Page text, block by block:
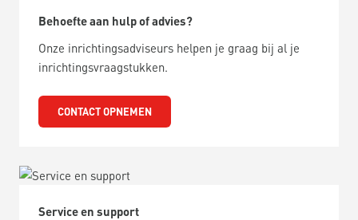
Behoefte aan hulp of advies?
Onze inrichtingsadviseurs helpen je graag bij al je
inrichtingsvraagstukken.
CONTACT OPNEMEN
Service en support